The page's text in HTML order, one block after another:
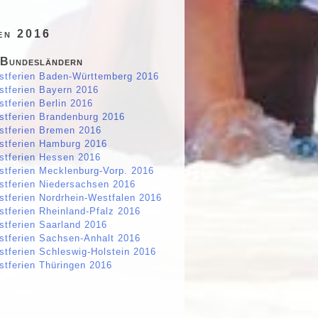
2016
Baden-Württemberg 2016
Bayern 2016
Berlin 2016
Brandenburg 2016
Bremen 2016
Hamburg 2016
Hessen 2016
Mecklenburg-Vorp. 2016
Niedersachsen 2016
Nordrhein-Westfalen 2016
Rheinland-Pfalz 2016
Saarland 2016
Sachsen-Anhalt 2016
Schleswig-Holstein 2016
Thüringen 2016